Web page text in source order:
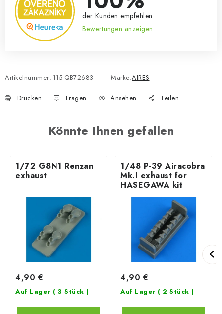
der Kunden empfehlen
Bewertungen anzeigen
Artikelnummer: 115-QB72683 Marke:AIRES
Drucken Fragen Ansehen Teilen
Könnte Ihnen gefallen
1/72 G8N1 Renzan
exhaust
4,90 €
Auf Lager ( 3 Stück )
1/48 P-39 Airacobra
Mk.I exhaust for
HASEGAWA kit
4,90 €
Auf Lager ( 2 Stück )